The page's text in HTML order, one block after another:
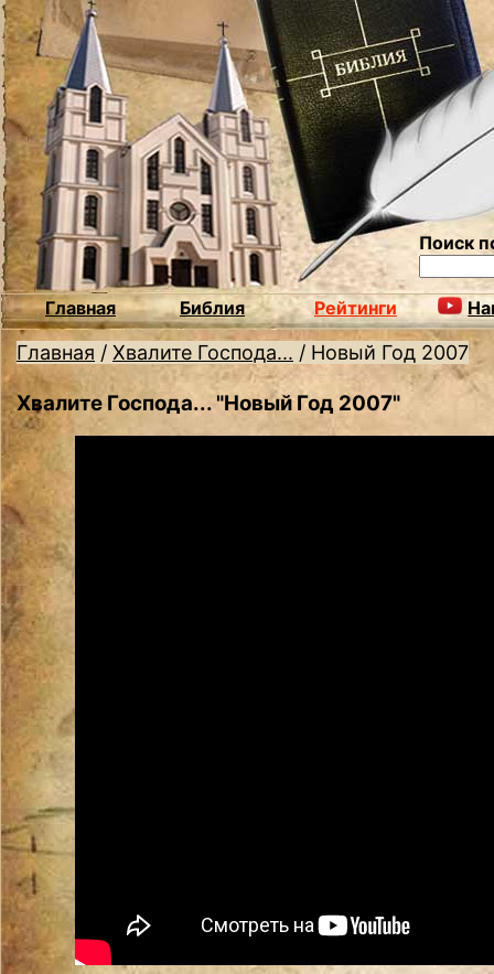
Поиск
Главная Библия Рейтинги
Главная / Хвалите Господа... / Новый Год 2007
Хвалите Господа... "Новый Год 2007"